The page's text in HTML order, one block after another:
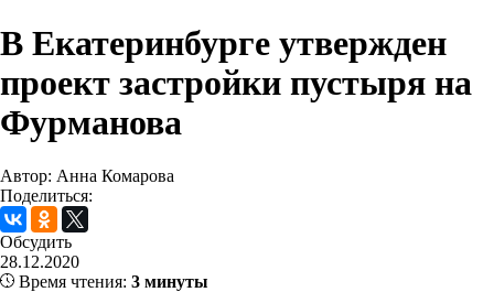
В Екатеринбурге утвержден
проект застройки пустыря на
Фурманова
Автор: Анна Комарова
Поделиться:
Обсудить
28.12.2020
Время чтения: 3 минуты